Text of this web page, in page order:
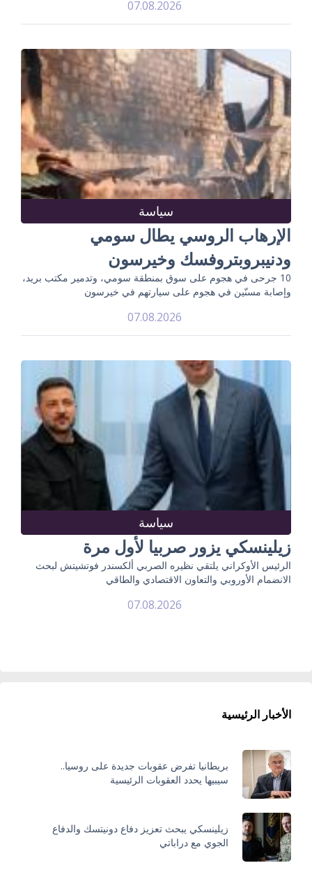
07.08.2026
سياسة
الإرهاب الروسي يطال سومي
ودنيبروبتروفسك وخيرسون
10 جرحى في هجوم على سوق بمنطقة سومي، وتدمير مكتب بريد،
وإصابة مسنّين في هجوم على سيارتهم في خيرسون
07.08.2026
سياسة
زيلينسكي يزور صربيا لأول مرة
الرئيس الأوكراني يلتقي نظيره الصربي ألكسندر فوتشيتش لبحث
الانضمام الأوروبي والتعاون الاقتصادي والطاقي
07.08.2026
الأخبار الرئيسية
بريطانيا تفرض عقوبات جديدة على روسيا..
سيبيها يحدد العقوبات الرئيسية
زيلينسكي يبحث تعزيز دفاع دونيتسك والدفاع
الجوي مع دراباتي